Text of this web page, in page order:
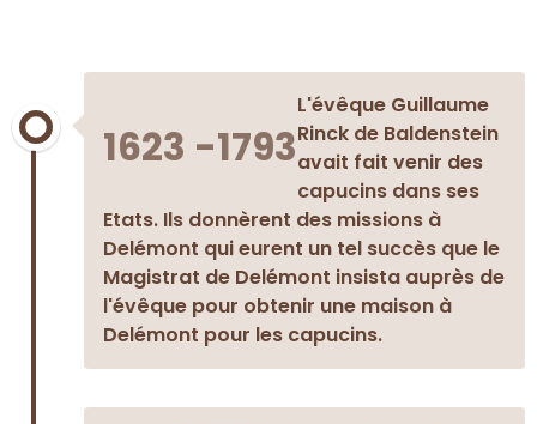
1623 -1793
L'évêque Guillaume
Rinck de Baldenstein
avait fait venir des
capucins dans ses
Etats. Ils donnèrent des missions à
Delémont qui eurent un tel succès que le
Magistrat de Delémont insista auprès de
l'évêque pour obtenir une maison à
Delémont pour les capucins.